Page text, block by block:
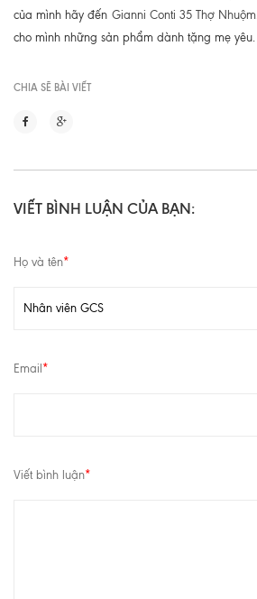
của mình hãy đến Gianni Conti 35 Thợ Nhuộm
cho mình những sản phẩm dành tặng mẹ yêu.
CHIA SẼ BÀI VIẾT
VIẾT BÌNH LUẬN CỦA BẠN:
Họ và tên*
Email *
Viết bình luận*